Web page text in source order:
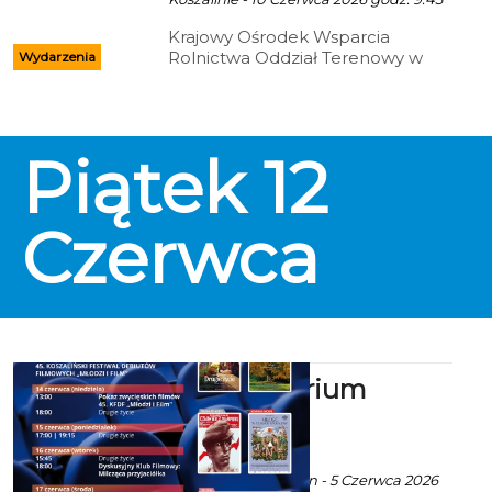
Wydarzenia
Krajowy Ośrodek Wsparcia
Rolnictwa Oddział Terenowy w
miłośników dobrego kina i
regionalnych smaków na
wyjątkowe wydarzenie
promujące ideę świadomych
Piątek 12
Czerwca
Kino Kryterium
zaprasza
ekoszalin POLECA
Ala za CK105 Koszalin - 5 Czerwca 2026